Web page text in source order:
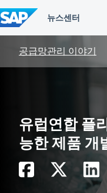
텐
츠
건
공급망관리 이야기
유럽연합 플
능한 제품 개